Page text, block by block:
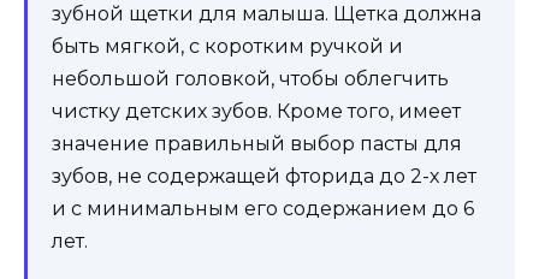
зубной щетки для малыша. Щетка должна
быть мягкой, с коротким ручкой и
небольшой головкой, чтобы облегчить
чистку детских зубов. Кроме того, имеет
значение правильный выбор пасты для
зубов, не содержащей фторида до 2-х лет
и с минимальным его содержанием до 6
лет.